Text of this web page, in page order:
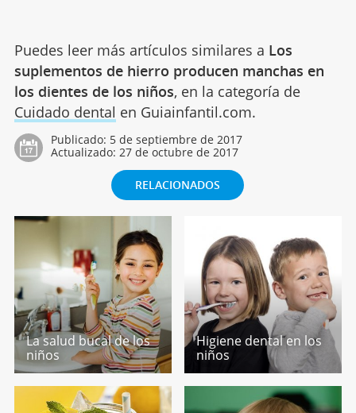
Puedes leer más artículos similares a Los
suplementos de hierro producen manchas en
los dientes de los niños, en la categoría de
Cuidado dental en Guiainfantil.com.
Publicado: 5 de septiembre de 2017
Actualizado: 27 de octubre de 2017
RELACIONADOS
La salud bucal de los
niños
Higiene dental en los
niños